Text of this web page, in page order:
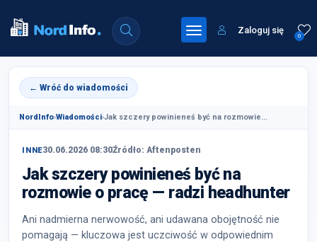
0
Zaloguj się
← Wróć do wiadomości
NordInfo›Wiadomości›Jak szczery powinieneś być na rozmowie...
INNE30.06.2026 08:30Źródło: Aftenposten
Jak szczery powinieneś być na
rozmowie o pracę — radzi headhunter
Ani nadmierna nerwowość, ani udawana obojętność nie
pomagają — kluczowa jest uczciwość w odpowiednim